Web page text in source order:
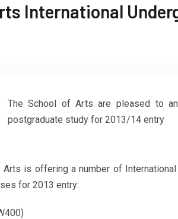
International
The School of Arts are pleased to
postgraduate study for 2013/14 entry
Arts is offering a number of
for 2013 entry: